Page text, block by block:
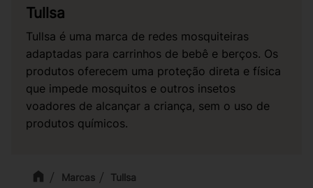
Marcas Tullsa
Tullsa
Tullsa é uma marca de redes mosquiteiras
adaptadas para carrinhos de bebê e berços. Os
produtos oferecem uma proteção direta e física
que impede mosquitos e outros insetos
voadores de alcançar a criança, sem o uso de
produtos químicos.